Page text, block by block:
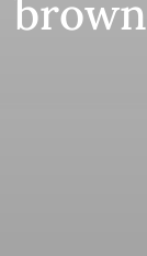
brown